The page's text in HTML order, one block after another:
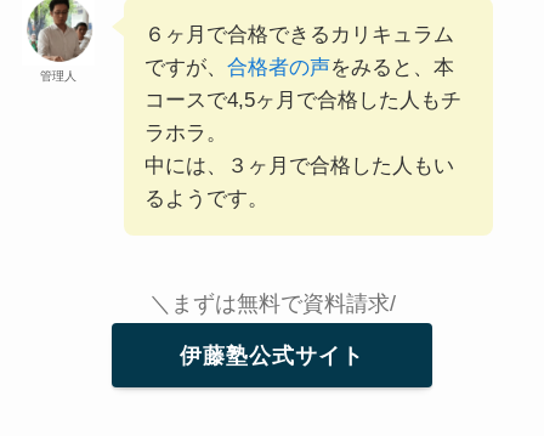
管理人
６ヶ月で合格できるカリキュラム
ですが、 合格者の声をみると、本
コースで4,5ヶ月で合格した人もチ
ラホラ。
中には、３ヶ月で合格した人もい
るようです。
＼まずは無料で資料請求/
伊藤塾公式サイト